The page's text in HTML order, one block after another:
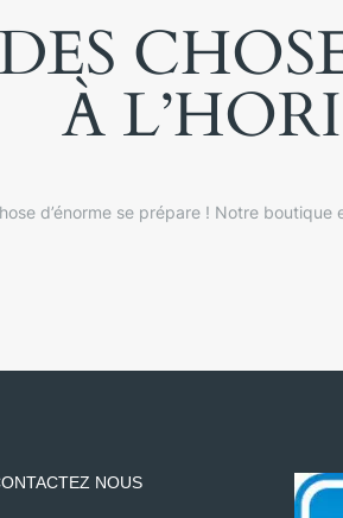
À
d’énorme se prépare ! Notre
NOUS